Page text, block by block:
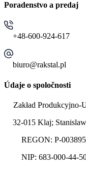
Kontakt
Kontaktujte nás
konštrukcie
Poradenstvo a predaj
+48-600-924-617
biuro@rakstal.pl
Údaje o spoločnosti
Zakład Produkcyjno-
32-015 Klaj;
REGON: P-
NIP: 683-000-44-